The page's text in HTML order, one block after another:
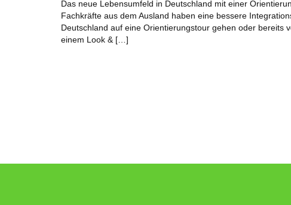
Das neue Lebensumfeld in Deutschland mit einer
Fachkräfte aus dem Ausland haben eine bessere
Deutschland auf eine Orientierungstour gehen oder bereits
einem Look & […]